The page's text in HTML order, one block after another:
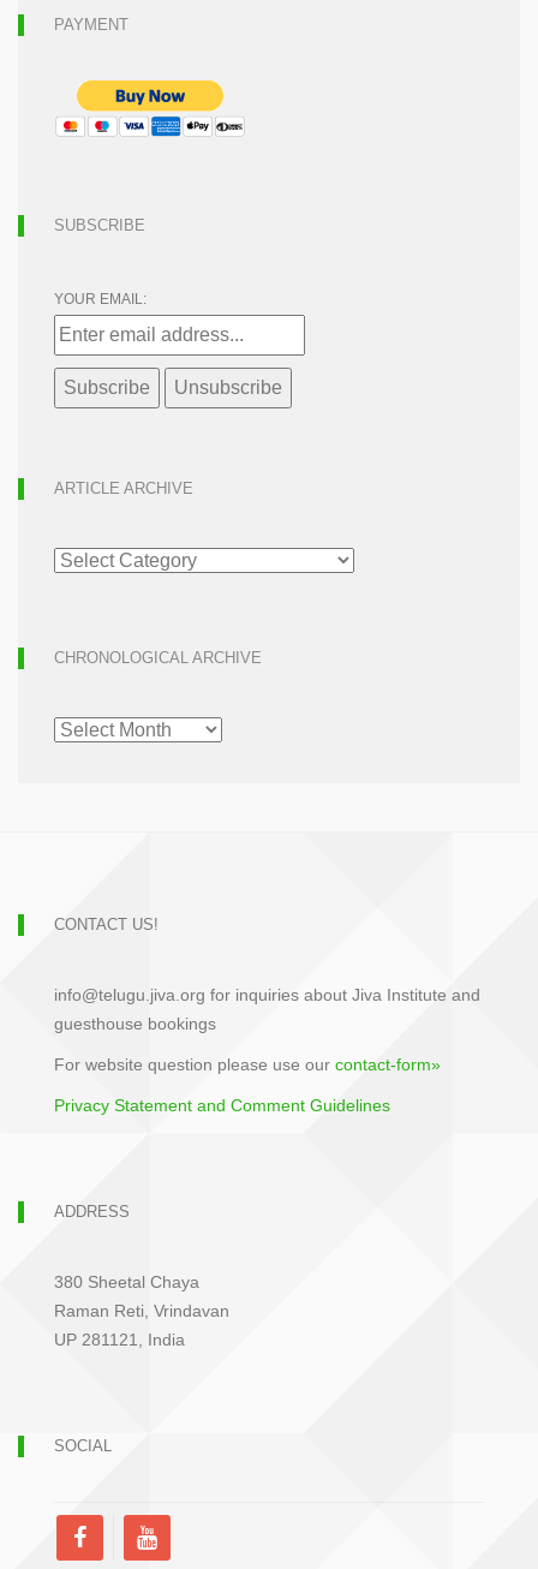
PAYMENT
SUBSCRIBE
YOUR EMAIL:
ARTICLE ARCHIVE
ARTICLE
ARCHIVE
CHRONOLOGICAL ARCHIVE
CHRONOLOGICAL
ARCHIVE
CONTACT US!
info@telugu.jiva.org for inquiries about Jiva Institute and
guesthouse bookings
For website question please use our contact-form»
Privacy Statement and Comment Guidelines
ADDRESS
380 Sheetal Chaya
Raman Reti, Vrindavan
UP 281121, India
SOCIAL